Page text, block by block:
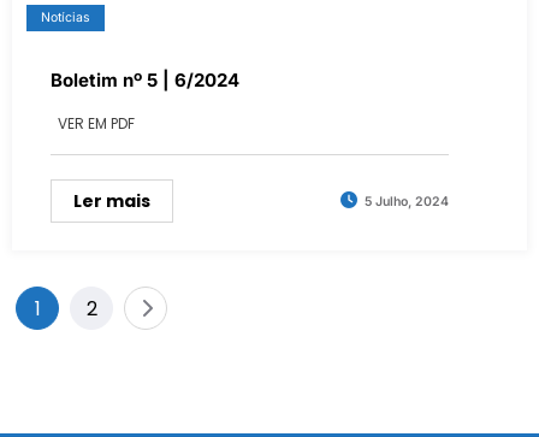
Notícias
Boletim nº 5 | 6/2024
VER EM PDF
Ler mais 5 Julho, 2024
Paginação
1 2